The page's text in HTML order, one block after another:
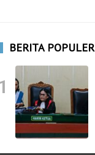
BERITA POPULER